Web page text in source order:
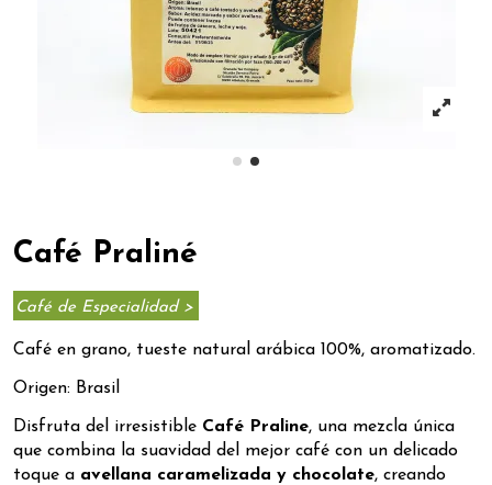
Café Praliné
Café de Especialidad >
Café en grano, tueste natural arábica 100%, aromatizado.
Origen: Brasil
Disfruta del irresistible Café Praline, una mezcla única
que combina la suavidad del mejor café con un delicado
toque a avellana caramelizada y chocolate, creando